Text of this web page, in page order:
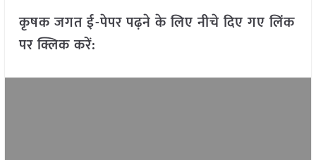
कृषक जगत ई-पेपर पढ़ने के लिए नीचे दिए गए लिंक
पर क्लिक करें: